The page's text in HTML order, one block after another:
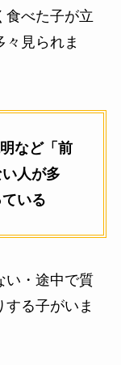
食べた子が立
見られま
など「前
人が多
いる
い・途中で質
る子がいま